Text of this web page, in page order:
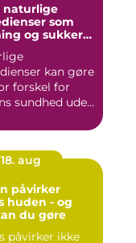
naturlige
som
og sukker
kan gøre
forskel for
sundhed uden
18. aug
påvirker
huden - og
du gøre
påvirker ikke